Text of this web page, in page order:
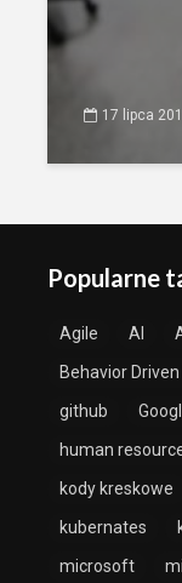
17 lipca
Popularne
Agile AI
Behavior
github
human
kody kreskowe
kubernates
microsoft